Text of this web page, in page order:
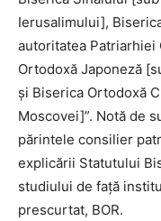
Ierusalimului],
autoritatea
Ortodoxă Japoneză
şi Biserica Ortodoxă
Moscovei]”. Notă de
părintele consilier
explicării Statutului
studiului de față
prescurtat, BOR.